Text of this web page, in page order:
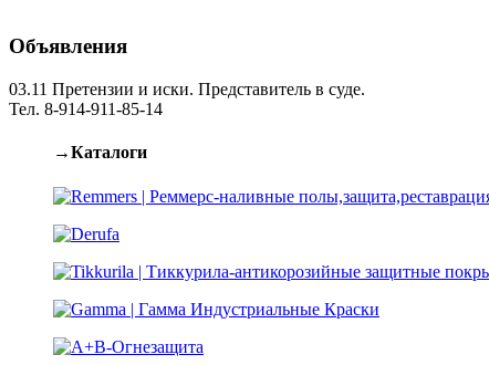
Объявления
03.11 Претензии и иски. Представитель в суде.
Тел. 8-914-911-85-14
→Каталоги